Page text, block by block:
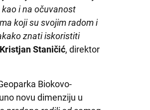
i na očuvanost
koji su svojim radom i
znati iskoristiti
Kristjan Staničić, direktor
Biokovo-
novu dimenziju u